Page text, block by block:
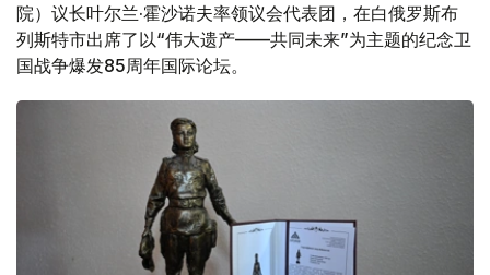
院）议长叶尔兰·霍沙诺夫率领议会代表团，在白俄罗斯布
列斯特市出席了以“伟大遗产——共同未来”为主题的纪念卫
国战争爆发85周年国际论坛。